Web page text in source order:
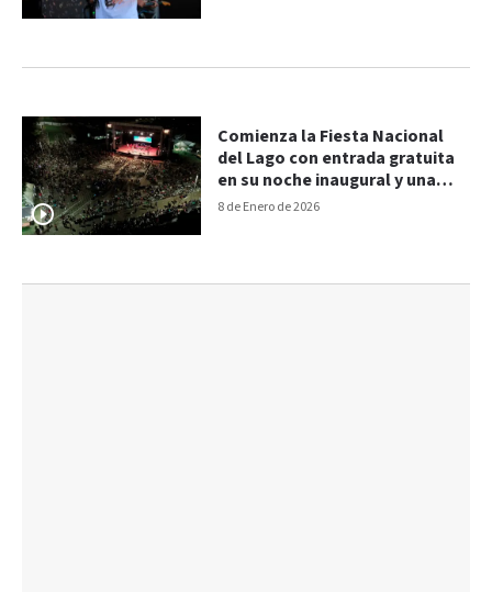
8 de Enero de 2026
Comienza la Fiesta Nacional
del Lago con entrada gratuita
en su noche inaugural y una
grilla destacada